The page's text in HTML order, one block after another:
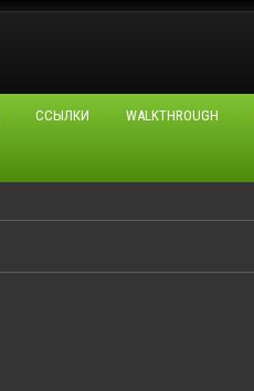
ССЫЛКИ WALKTHROUGH